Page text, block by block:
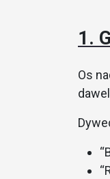
1.
Os